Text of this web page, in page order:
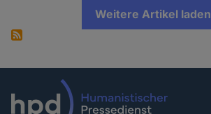
Weitere Artikel laden